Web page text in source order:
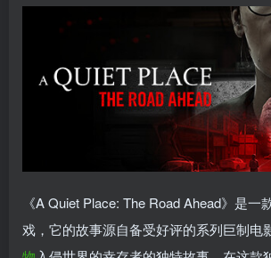
《A Quiet Place: The Road Ahead》是一
戏，它的故事源自备受好评的系列巨制电